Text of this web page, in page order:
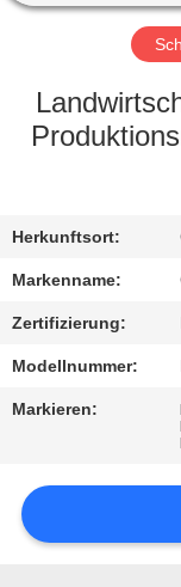
SIE
UNS
FORDERN
SIE
ZITAT
SITEMAP
Herkunftsort:
Markenname:
Zertifizierung:
Modellnummer:
Markieren: